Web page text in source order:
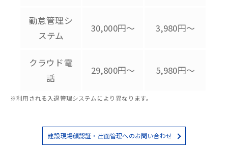
勤怠管理シ
ステム
30,000円～ 3,980円～
クラウド電
話
29,800円～ 5,980円～
※利用される入退管理システムにより異なります。
建設現場顔認証・出面管理へのお問い合わせ